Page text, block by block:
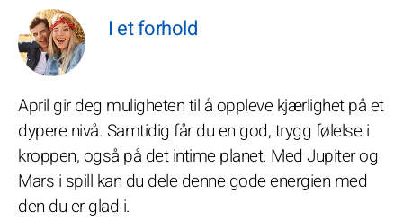
I et forhold
April gir deg muligheten til å oppleve kjærlighet på et
dypere nivå. Samtidig får du en god, trygg følelse i
kroppen, også på det intime planet. Med Jupiter og
Mars i spill kan du dele denne gode energien med
den du er glad i.